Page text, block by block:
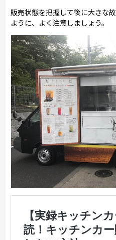
販売状態を把握して後に大きな
ように、よく注意しましょう。